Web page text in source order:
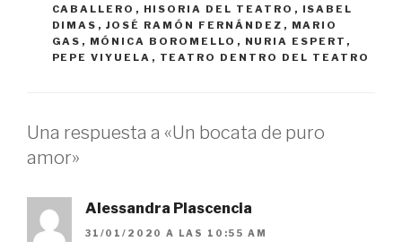
CABALLERO , HISORIA DEL TEATRO , ISABEL
DIMAS , JOSÉ RAMÓN FERNÁNDEZ , MARIO
GAS , MÓNICA BOROMELLO , NURIA ESPERT ,
PEPE VIYUELA , TEATRO DENTRO DEL TEATRO
Una respuesta a «Un bocata de puro
amor»
Alessandra Plascencia
31/01/2020 A LAS 10:55 AM